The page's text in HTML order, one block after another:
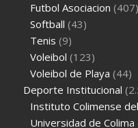
Futbol Asociacion (407)
Softball (43)
Tenis (9)
Voleibol (123)
Voleibol de Playa (44)
Deporte Institucional
Instituto Colimense
Universidad de Colima